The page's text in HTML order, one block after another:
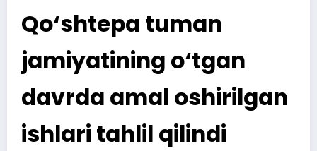
Qo‘shtepa tuman
jamiyatining o‘tgan
davrda amal oshirilgan
ishlari tahlil qilindi